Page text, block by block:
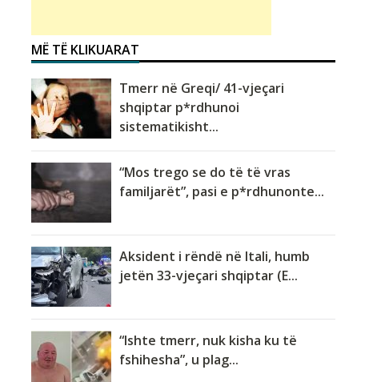
MË TË KLIKUARAT
Tmerr në Greqi/ 41-vjeçari
shqiptar p*rdhunoi
sistematikisht...
“Mos trego se do të të vras
familjarët”, pasi e p*rdhunonte...
Aksident i rëndë në Itali, humb
jetën 33-vjeçari shqiptar (E...
“Ishte tmerr, nuk kisha ku të
fshihesha”, u plag...